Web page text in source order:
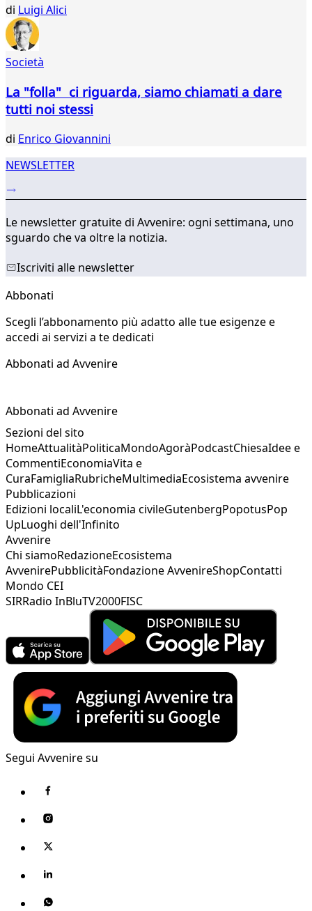
di Luigi Alici
Società
La "folla" ci riguarda, siamo chiamati a dare
tutti noi stessi
di Enrico Giovannini
NEWSLETTER
Le newsletter gratuite di Avvenire: ogni settimana, uno
sguardo che va oltre la notizia.
Iscriviti alle newsletter
Abbonati
Scegli l’abbonamento più adatto alle tue esigenze e
accedi ai servizi a te dedicati
Abbonati ad Avvenire
Abbonati ad Avvenire
Sezioni del sito
HomeAttualitàPoliticaMondoAgoràPodcastChiesaIdee e
CommentiEconomiaVita e
CuraFamigliaRubricheMultimediaEcosistema avvenire
Pubblicazioni
Edizioni localiL'economia civileGutenbergPopotusPop
UpLuoghi dell'Infinito
Avvenire
Chi siamoRedazioneEcosistema
AvvenirePubblicitàFondazione AvvenireShopContatti
Mondo CEI
SIRRadio InBluTV2000FISC
Segui Avvenire su